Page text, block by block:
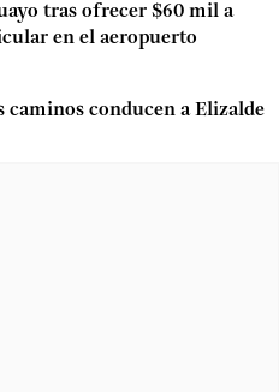
tras ofrecer $60 mil a
en el aeropuerto
caminos conducen a Elizalde